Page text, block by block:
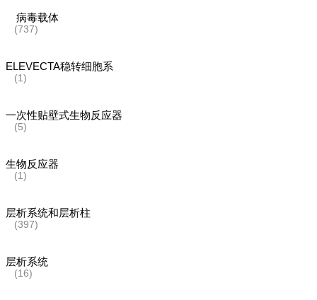
病毒载体
(737)
ELEVECTA稳转细胞系
(1)
一次性贴壁式生物反应器
(5)
生物反应器
(1)
层析系统和层析柱
(397)
层析系统
(16)